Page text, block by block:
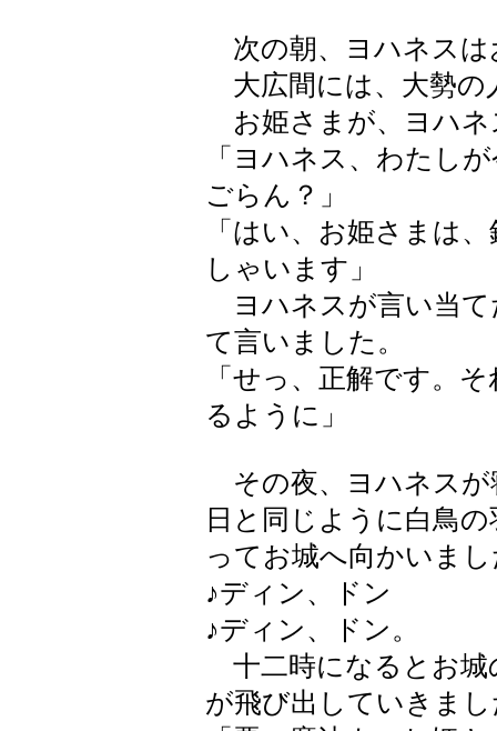
次の朝、ヨハネスは
大広間には、大勢の
お姫さまが、ヨハネ
「ヨハネス、わたし
ごらん？」
「はい、お姫さまは
しゃいます」
ヨハネスが言い当て
て言いました。
「せっ、正解です。
るように」
その夜、ヨハネスが
日と同じように白鳥
ってお城へ向かいま
♪ディン、ドン
♪ディン、ドン。
十二時になるとお城
が飛び出していきま